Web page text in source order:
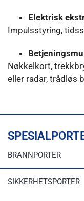
BRANNPORTER
SIKKERHETSPORTER
Elektrisk
Impulsstyring,
Nøkkelkort,
eller radar, trådløs